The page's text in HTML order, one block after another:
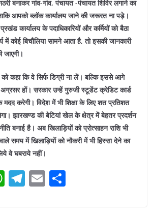
बनाकर गांव-गांव, पंचायत -पंचायत शिविर लगाने का
आपको ब्लॉक कार्यालय जाने की जरूरत ना पड़े।
कार्यालय के पदाधिकारियों और कर्मियों को बैठा
में कोई बिचौलिया सामने आता है, तो इसकी जानकारी
जाएगी।
को कहा कि वे सिर्फ डिग्री ना लें। बल्कि इससे आगे
अग्रसर हों। सरकार उन्हें गुरुजी स्टूडेंट क्रेडिट कार्ड
करेगी। विदेश में भी शिक्षा के लिए शत प्रतिशत
झारखण्ड की बेटियां खेल के क्षेत्र में बेहतर प्रदर्शन
बनाई है। अब खिलाड़ियों को प्रोत्साहन राशि भी
समय में खिलाड़ियों को नौकरी में भी हिस्सा देने का
वे घबराये नहीं।
W
h
T
el
E
m